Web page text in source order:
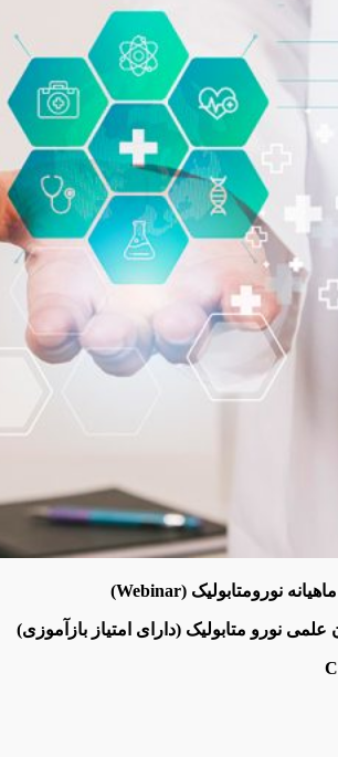
نورومتابولیک (Webinar)
نورو متابولیک (دارای امتیاز بازآموزی)
C